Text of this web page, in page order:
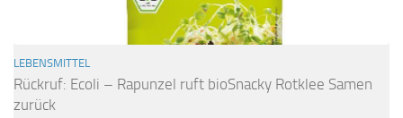
LEBENSMITTEL
Rückruf: Ecoli – Rapunzel ruft bioSnacky Rotklee Samen
zurück